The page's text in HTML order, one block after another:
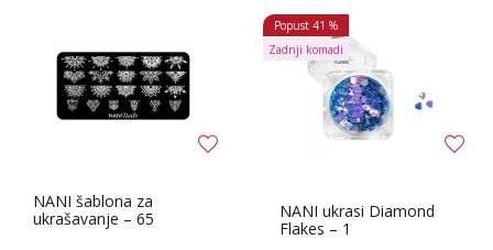
NANI šablona za
ukrašavanje – 65
NANI ukrasi Diamond
Flakes – 1
Popust 41 %
Zadnji komadi